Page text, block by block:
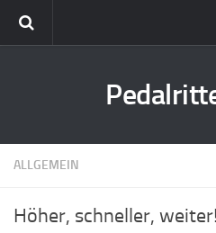
Kulinarik
ALLGEMEIN
Höher, schneller,